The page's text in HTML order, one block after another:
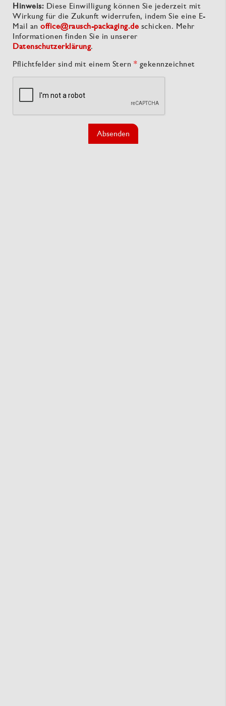
Hinweis: Diese Einwilligung können Sie jederzeit mit
Wirkung für die Zukunft widerrufen, indem Sie eine E-
Mail an office@rausch-packaging.de schicken. Mehr
Informationen finden Sie in unserer
Datenschutzerklärung.
Pflichtfelder sind mit einem Stern * gekennzeichnet
Absenden